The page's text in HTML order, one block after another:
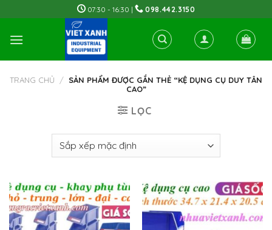
to
content
07:30 - 16:30 | 098.442.3150
TRANG CHỦ / SẢN PHẨM ĐƯỢC GẮN THẺ “KỆ DỤNG CỤ DUY TÂN
CAO”
LỌC